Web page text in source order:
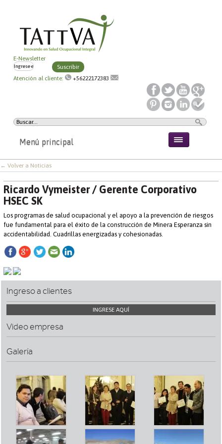
E-Newsletter
Suscribir
Atención al cliente:
+56222172383
Menú principal
← Volver a Noticias
Ricardo Vymeister / Gerente Corporativo
HSEC SK
Los programas de salud ocupacional y el apoyo a la prevención de riesgos
fue fundamental para el éxito de la construcción de Minera Esperanza sin
accidentabilidad. Cuadrillas energizadas y cohesionadas.
Ingreso a clientes
INGRESE AQUÍ
Video empresa
Galería